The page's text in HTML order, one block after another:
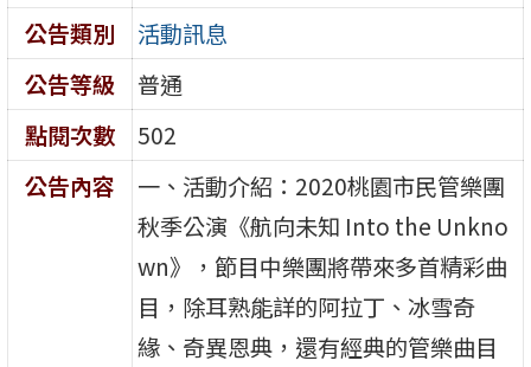
公告類別
活動訊息
公告等級
普通
點閱次數
502
公告內容
一、活動介紹：2020桃園市民管樂團
秋季公演《航向未知 Into the Unkno
wn》，節目中樂團將帶來多首精彩曲
目，除耳熟能詳的阿拉丁、冰雪奇
緣、奇異恩典，還有經典的管樂曲目